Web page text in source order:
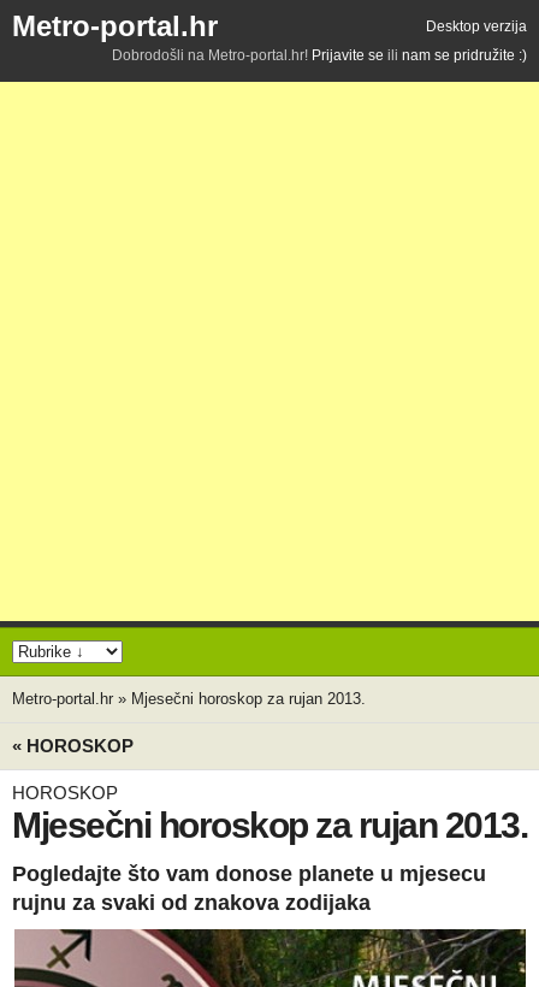
Metro-portal.hr
Desktop verzija
Dobrodošli na Metro-portal.hr! Prijavite se ili nam se pridružite :)
Metro-portal.hr » Mjesečni horoskop za rujan 2013.
« HOROSKOP
HOROSKOP
Mjesečni horoskop za rujan 2013.
Pogledajte što vam donose planete u mjesecu
rujnu za svaki od znakova zodijaka